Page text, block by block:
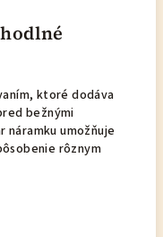
ktoré dodáva
bežnými
umožňuje
rôznym